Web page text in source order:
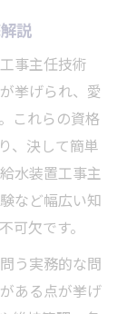
説
事主任技術
挙げられ、愛
これらの資格
、決して簡単
水装置工事主
など幅広い知
欠です。
う実務的な問
ある点が挙げ